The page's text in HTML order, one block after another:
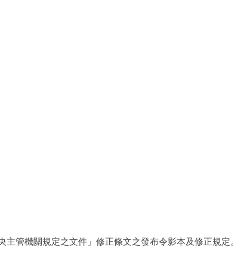
管機關規定之文件」修正條文之發布令影本及修正規定。